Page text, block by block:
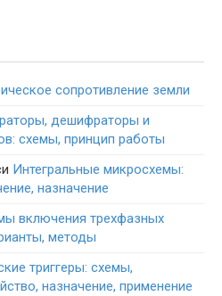
сопротивление земли
дешифраторы и
схемы, принцип работы
Интегральные микросхемы:
назначение
включения трехфазных
методы
триггеры: схемы,
назначение, применение